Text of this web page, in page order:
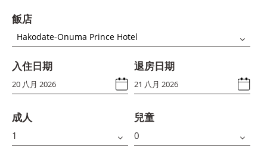
飯店
Hakodate-Onuma Prince Hotel
入住日期 退房日期
成人 兒童